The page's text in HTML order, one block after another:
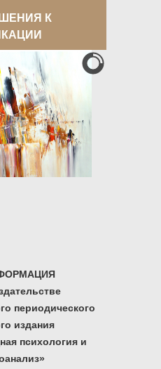
К
периодического
издания
психология и
»